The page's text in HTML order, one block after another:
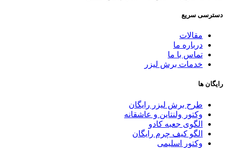
دسترسی سریع
مقالات
درباره ما
تماس با ما
خدمات برش لیزر
رایگان ها
طرح برش لیزر رایگان
وکتور ولنتاین و عاشقانه
الگوی جعبه کادو
الگو کیف چرم رایگان
وکتور اسلیمی